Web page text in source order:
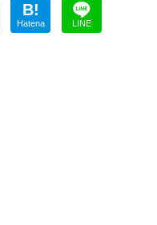
B!
Hatena LINE